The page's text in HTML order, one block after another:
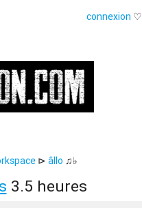
connexion ♡
⊳ âllo ♫♭
3.5 heures